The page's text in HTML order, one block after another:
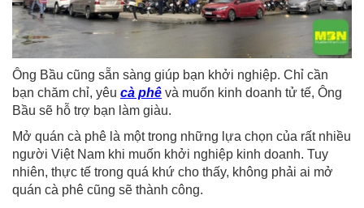
Ông Bầu cũng sẵn sàng giúp bạn khởi nghiệp. Chỉ cần
bạn chăm chỉ, yêu cà phê và muốn kinh doanh tử tế, Ông
Bầu sẽ hỗ trợ bạn làm giàu.
Mở quán cà phê là một trong những lựa chọn của rất nhiều
người Việt Nam khi muốn khởi nghiệp kinh doanh. Tuy
nhiên, thực tế trong quá khứ cho thấy, không phải ai mở
quán cà phê cũng sẽ thành công.